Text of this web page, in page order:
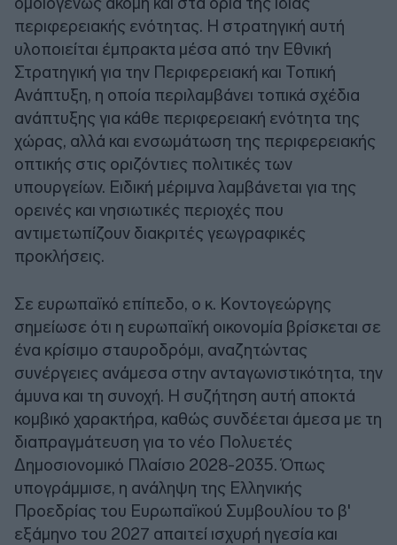
περιφερειακής ενότητας. Η στρατηγική αυτή
υλοποιείται έμπρακτα μέσα από την Εθνική
Στρατηγική για την Περιφερειακή και Τοπική
Ανάπτυξη, η οποία περιλαμβάνει τοπικά σχέδια
ανάπτυξης για κάθε περιφερειακή ενότητα της
χώρας, αλλά και ενσωμάτωση της περιφερειακής
οπτικής στις οριζόντιες πολιτικές των
υπουργείων. Ειδική μέριμνα λαμβάνεται για της
ορεινές και νησιωτικές περιοχές που
αντιμετωπίζουν διακριτές γεωγραφικές
προκλήσεις.
Σε ευρωπαϊκό επίπεδο, ο κ. Κοντογεώργης
σημείωσε ότι η ευρωπαϊκή οικονομία βρίσκεται σε
ένα κρίσιμο σταυροδρόμι, αναζητώντας
συνέργειες ανάμεσα στην ανταγωνιστικότητα, την
άμυνα και τη συνοχή. Η συζήτηση αυτή αποκτά
κομβικό χαρακτήρα, καθώς συνδέεται άμεσα με τη
διαπραγμάτευση για το νέο Πολυετές
Δημοσιονομικό Πλαίσιο 2028-2035. Όπως
υπογράμμισε, η ανάληψη της Ελληνικής
Προεδρίας του Ευρωπαϊκού Συμβουλίου το β'
εξάμηνο του 2027 απαιτεί ισχυρή ηγεσία και